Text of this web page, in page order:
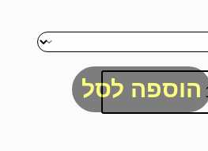
הוספה לסל